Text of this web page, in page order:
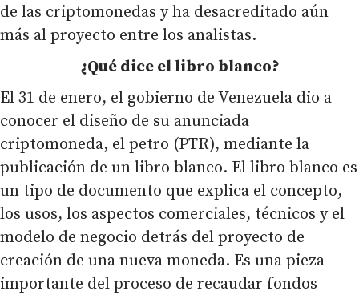
de las criptomonedas y ha desacreditado aún
más al proyecto entre los analistas.
¿Qué dice el libro blanco?
El 31 de enero, el gobierno de Venezuela dio a
conocer el diseño de su anunciada
criptomoneda, el petro (PTR), mediante la
publicación de un libro blanco. El libro blanco es
un tipo de documento que explica el concepto,
los usos, los aspectos comerciales, técnicos y el
modelo de negocio detrás del proyecto de
creación de una nueva moneda. Es una pieza
importante del proceso de recaudar fondos